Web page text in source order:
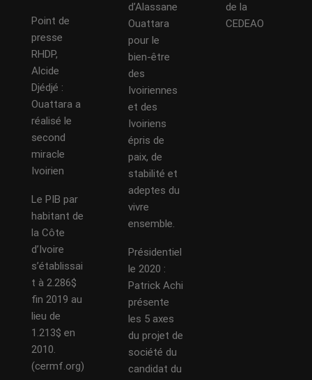
Point de
presse
RHDP,
Alcide
Djédjé :
Ouattara a
réalisé le
second
miracle
Ivoirien
Le PIB par
habitant de
la Côte
d’Ivoire
s’établissai
t à 2.286$
fin 2019 au
lieu de
1.213$ en
2010.
(cermf.org)
d’Alassane
Ouattara
pour le
bien-être
des
Ivoiriennes
et des
Ivoiriens
épris de
paix, de
stabilité et
adeptes du
vivre
ensemble.
Présidentiel
le 2020 :
Patrick Achi
présente
les 5 axes
du projet de
société du
candidat du
de la
CEDEAO